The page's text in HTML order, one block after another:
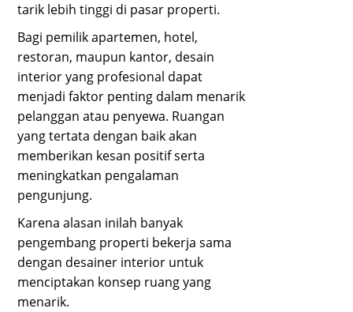
tarik lebih tinggi di pasar properti.
Bagi pemilik apartemen, hotel,
restoran, maupun kantor, desain
interior yang profesional dapat
menjadi faktor penting dalam menarik
pelanggan atau penyewa. Ruangan
yang tertata dengan baik akan
memberikan kesan positif serta
meningkatkan pengalaman
pengunjung.
Karena alasan inilah banyak
pengembang properti bekerja sama
dengan desainer interior untuk
menciptakan konsep ruang yang
menarik.